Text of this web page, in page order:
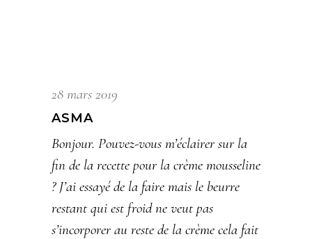
28 mars 2019
ASMA
Bonjour. Pouvez-vous m’éclairer sur la
fin de la recette pour la crème mousseline
? J’ai essayé de la faire mais le beurre
restant qui est froid ne veut pas
s’incorporer au reste de la crème cela fait